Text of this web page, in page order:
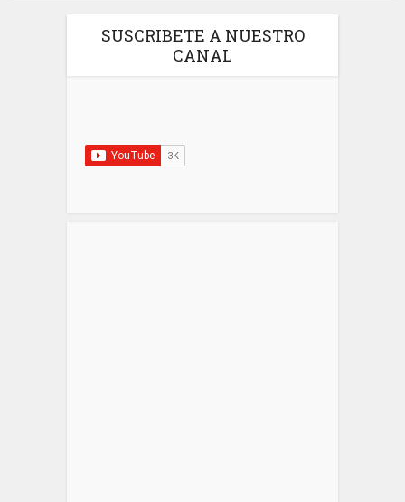
SUSCRIBETE A NUESTRO
CANAL